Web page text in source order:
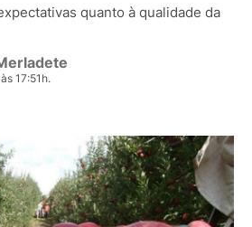
quanto à qualidade da
17:51h.